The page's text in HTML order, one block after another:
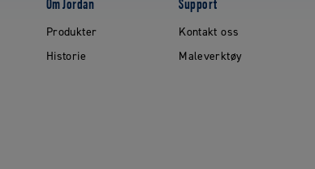
Produkter
Historie
Kontakt oss
Maleverktøy